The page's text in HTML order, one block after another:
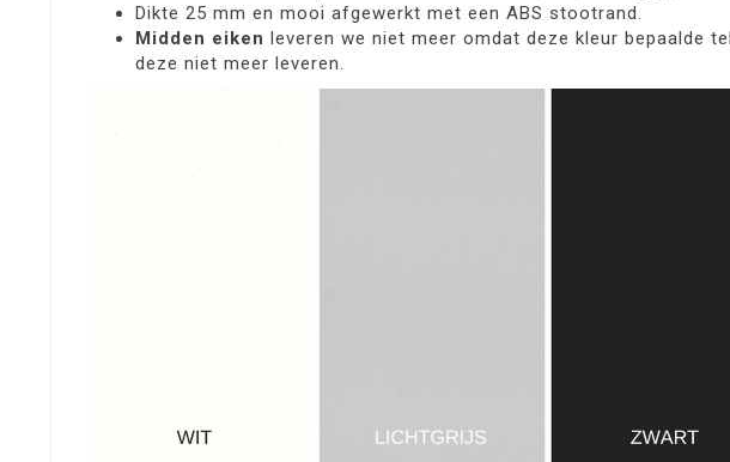
Dikte 25 mm en mooi afgewerkt met een ABS stootrand.
Midden eiken leveren we niet meer omdat deze kleur bepaalde
deze niet meer leveren.